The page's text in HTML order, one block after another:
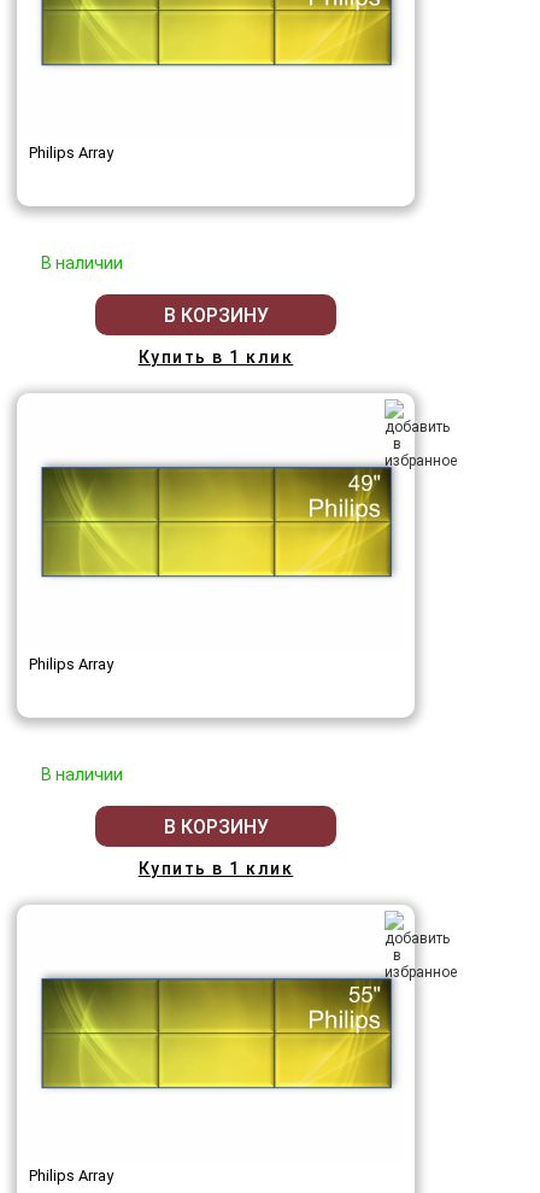
Philips Array
В наличии
В КОРЗИНУ
Купить в 1 клик
Philips Array
В наличии
В КОРЗИНУ
Купить в 1 клик
Philips Array